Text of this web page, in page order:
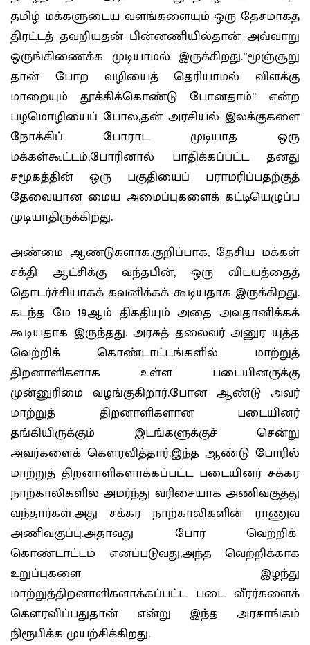
தமிழ் மக்களுடைய வளங்களையும் ஒரு தேசமாகத்
திரட்டத் தவறியதன் பின்னணியில்தான் அவ்வாறு
ஒருங்கிணைக்க முடியாமல் இருக்கிறது.”மூஞ்சூறு
தான் போற வழியைத் தெரியாமல் விளக்கு
மாறையும் தூக்கிக்கொண்டு போனதாம்” என்ற
பழமொழியைப் போல,தன் அரசியல் இலக்குகளை
நோக்கிப் போராட முடியாத ஒரு
மக்கள்கூட்டம்,போரினால் பாதிக்கப்பட்ட தனது
சமூகத்தின் ஒரு பகுதியைப் பராமரிப்பதற்குத்
தேவையான மைய அமைப்புகளைக் கட்டியெழுப்ப
முடியாதிருக்கிறது.
அண்மை ஆண்டுகளாக,குறிப்பாக, தேசிய மக்கள்
சக்தி ஆட்சிக்கு வந்தபின், ஒரு விடயத்தைத்
தொடர்ச்சியாகக் கவனிக்கக் கூடியதாக இருக்கிறது.
கடந்த மே 19ஆம் திகதியும் அதை அவதானிக்கக்
கூடியதாக இருந்தது. அரசுத் தலைவர் அனுர யுத்த
வெற்றிக் கொண்டாட்டங்களில் மாற்றுத்
திறனாளிகளாக உள்ள படையினருக்கு
முன்னுரிமை வழங்குகிறார்.போன ஆண்டு அவர்
மாற்றுத் திறனாளிகளான படையினர்
தங்கியிருக்கும் இடங்களுக்குச் சென்று
அவர்களைக் கௌரவித்தார்.இந்த ஆண்டு போரில்
மாற்றுத் திறனாளிகளாக்கப்பட்ட படையினர் சக்கர
நாற்காலிகளில் அமர்ந்து வரிசையாக அணிவகுத்து
வந்தார்கள்.அது சக்கர நாற்காலிகளின் ராணுவ
அணிவகுப்பு.அதாவது போர் வெற்றிக்
கொண்டாட்டம் எனப்படுவது,அந்த வெற்றிக்காக
உறுப்புகளை இழந்து
மாற்றுத்திறனாளிகளாக்கப்பட்ட படை வீரர்களைக்
கௌரவிப்பதுதான் என்று இந்த அரசாங்கம்
நிரூபிக்க முயற்சிக்கிறது.